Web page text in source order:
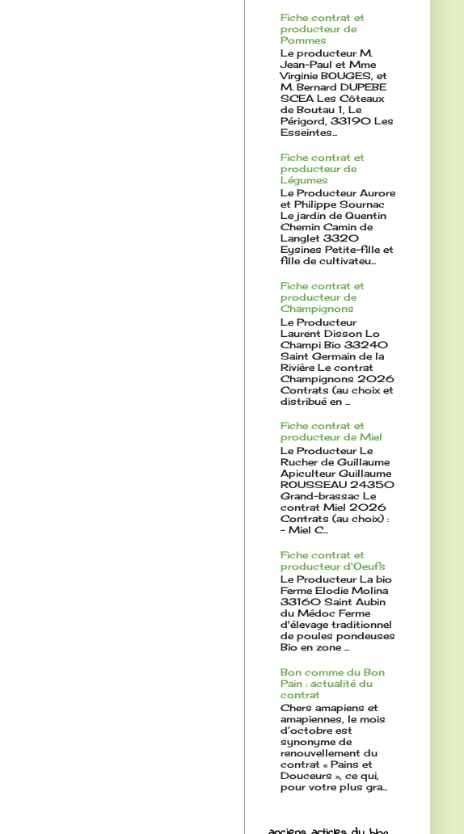
Fiche contrat et
producteur de
Pommes
Le producteur M.
Jean-Paul et Mme
Virginie BOUGES, et
M. Bernard DUPEBE
SCEA Les Côteaux
de Boutau 1, Le
Périgord, 33190 Les
Esseintes...
Fiche contrat et
producteur de
Légumes
Le Producteur Aurore
et Philippe Sournac
Le jardin de Quentin
Chemin Camin de
Langlet 3320
Eysines Petite-fille et
fille de cultivateu...
Fiche contrat et
producteur de
Champignons
Le Producteur
Laurent Disson Lo
Champi Bio 33240
Saint Germain de la
Rivière Le contrat
Champignons 2026
Contrats (au choix et
distribué en ...
Fiche contrat et
producteur de Miel
Le Producteur Le
Rucher de Guillaume
Apiculteur Guillaume
ROUSSEAU 24350
Grand-brassac Le
contrat Miel 2026
Contrats (au choix) :
- Miel C...
Fiche contrat et
producteur d'Oeufs
Le Producteur La bio
Ferme Elodie Molina
33160 Saint Aubin
du Médoc Ferme
d'élevage traditionnel
de poules pondeuses
Bio en zone ...
Bon comme du Bon
Pain : actualité du
contrat
Chers amapiens et
amapiennes, le mois
d’octobre est
synonyme de
renouvellement du
contrat « Pains et
Douceurs », ce qui,
pour votre plus gra...